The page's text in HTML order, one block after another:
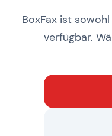
BoxFax ist
verfügbar.